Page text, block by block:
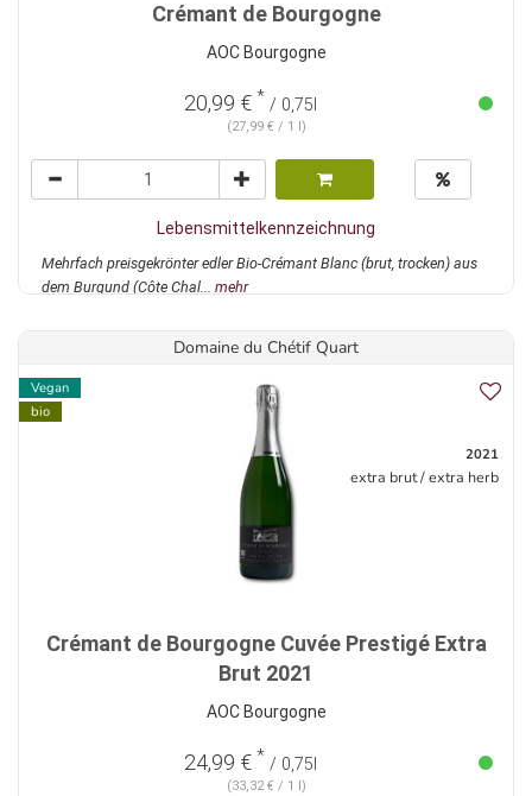
Crémant de Bourgogne
AOC Bourgogne
20,99 € * / 0,75l
(27,99 € / 1 l)
Lebensmittelkennzeichnung
Mehrfach preisgekrönter edler Bio-Crémant Blanc (brut, trocken) aus
dem Burgund (Côte Chal... mehr
Domaine du Chétif Quart
Vegan
bio
2021
extra brut / extra herb
Crémant de Bourgogne Cuvée Prestigé Extra
Brut 2021
AOC Bourgogne
24,99 € * / 0,75l
(33,32 € / 1 l)